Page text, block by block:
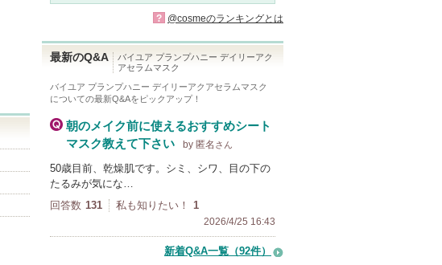
? @cosmeのランキングとは
最新のQ&A
バイユア プランプハニー デイリーアク
アセラムマスク
バイユア プランプハニー デイリーアクアセラムマスク
についての最新Q&Aをピックアップ！
朝のメイク前に使えるおすすめシート
マスク教えて下さい
by 匿名 さん
50歳目前、乾燥肌です。シミ、シワ、目の下の
たるみが気にな…
回答数 131 私も知りたい！ 1
2026/4/25 16:43
新着Q&A一覧（92件）